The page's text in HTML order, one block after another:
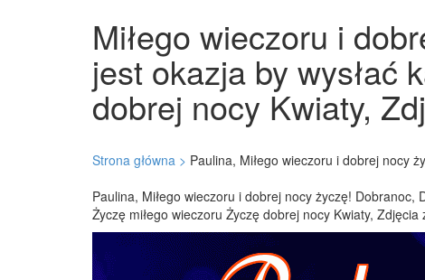
Miłego wieczoru i
jest okazja by wysłać
dobrej nocy Kwiaty,
Strona główna > Paulina, Miłego wieczoru i dobrej nocy
Paulina, Miłego wieczoru i dobrej nocy życzę!
Życzę miłego wieczoru Życzę dobrej nocy Kwiaty, Zdjęcia